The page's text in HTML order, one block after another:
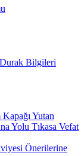
Bilgileri
Yutan
Yolu Tıkasa Vefat
Önerilerine